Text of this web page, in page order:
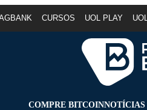
CURSOS UOL PLAY
COMPRE BITCOINNOTÍCIAS